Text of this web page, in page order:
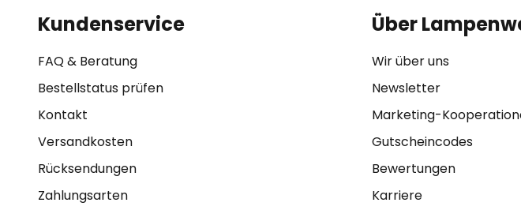
Kundenservice
FAQ & Beratung
Bestellstatus prüfen
Kontakt
Versandkosten
Rücksendungen
Zahlungsarten
Über
Wir über uns
Newsletter
Marketing-
Gutscheincodes
Bewertungen
Karriere